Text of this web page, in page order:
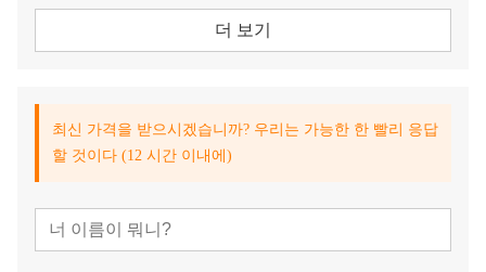
더 보기
최신 가격을 받으시겠습니까? 우리는 가능한 한 빨리 응답
할 것이다 (12 시간 이내에)